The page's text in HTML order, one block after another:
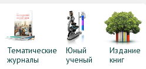
Тематические
журналы
Юный
ученый
Издание
книг